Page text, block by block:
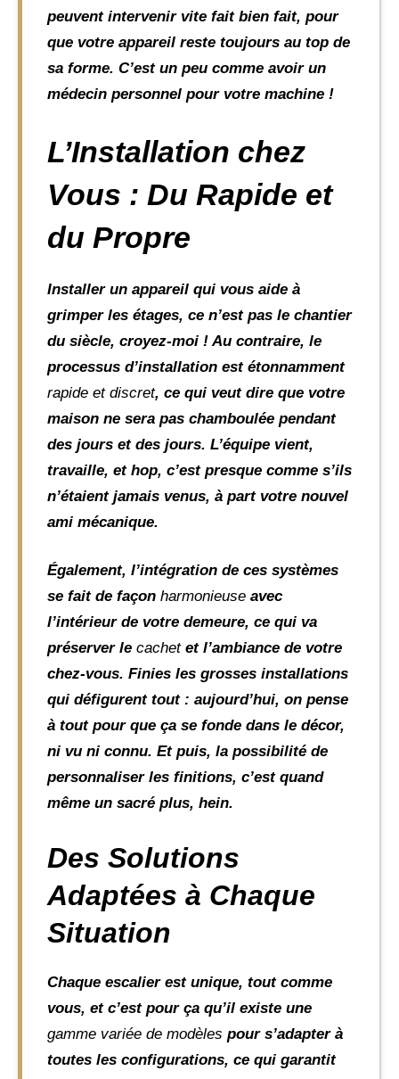
peuvent intervenir vite fait bien fait, pour
que votre appareil reste toujours au top de
sa forme. C’est un peu comme avoir un
médecin personnel pour votre machine !
L’Installation chez
Vous : Du Rapide et
du Propre
Installer un appareil qui vous aide à
grimper les étages, ce n’est pas le chantier
du siècle, croyez-moi ! Au contraire, le
processus d’installation est étonnamment
rapide et discret, ce qui veut dire que votre
maison ne sera pas chamboulée pendant
des jours et des jours. L’équipe vient,
travaille, et hop, c’est presque comme s’ils
n’étaient jamais venus, à part votre nouvel
ami mécanique.
Également, l’intégration de ces systèmes
se fait de façon harmonieuse avec
l’intérieur de votre demeure, ce qui va
préserver le cachetet l’ambiance de votre
chez-vous. Finies les grosses installations
qui défigurent tout : aujourd’hui, on pense
à tout pour que ça se fonde dans le décor,
ni vu ni connu. Et puis, la possibilité de
personnaliser les finitions, c’est quand
même un sacré plus, hein.
Des Solutions
Adaptées à Chaque
Situation
Chaque escalier est unique, tout comme
vous, et c’est pour ça qu’il existe une
gamme variée de modèles pour s’adapter à
toutes les configurations, ce qui garantit